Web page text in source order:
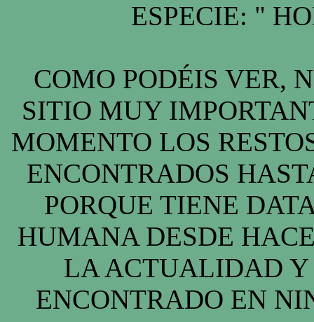
ESPECIE: "
COMO PODÉIS VER,
SITIO MUY
MOMENTO LOS
ENCONTRADOS
PORQUE TIENE
HUMANA DESDE
LA ACTUALIDAD Y
ENCONTRADO EN